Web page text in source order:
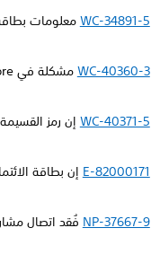
WC-34891-5 معلومات
WC-40360-3 مشكلة في PlayStation™Store.
WC-40371-5 إن رمز
E-82000171 إن بطاقة
NP-37667-9 فُقد اتصال